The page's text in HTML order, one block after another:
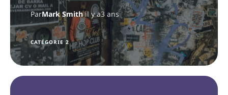
ParMark Smithil y a3 ans
CATÉGORIE 2